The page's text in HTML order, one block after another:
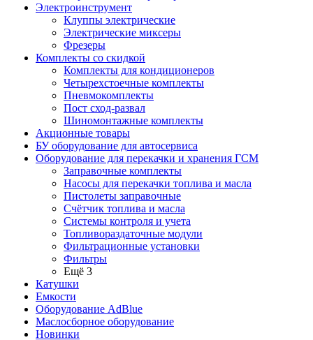
Электроинструмент
Клуппы электрические
Электрические миксеры
Фрезеры
Комплекты со скидкой
Комплекты для кондиционеров
Четырехстоечные комплекты
Пневмокомплекты
Пост сход-развал
Шиномонтажные комплекты
Акционные товары
БУ оборудование для автосервиса
Оборудование для перекачки и хранения ГСМ
Заправочные комплекты
Насосы для перекачки топлива и масла
Пистолеты заправочные
Счётчик топлива и масла
Системы контроля и учета
Топливораздаточные модули
Фильтрационные установки
Фильтры
Ещё 3
Катушки
Емкости
Оборудование AdBlue
Маслосборное оборудование
Новинки